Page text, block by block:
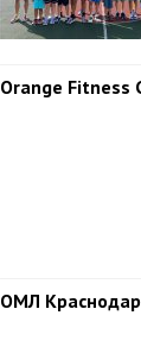
Orange Fitness
ОМЛ